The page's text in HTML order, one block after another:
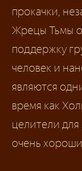
прокачки,
Жрецы Тьмы
поддержку
человек и
являются
время как
целители
очень